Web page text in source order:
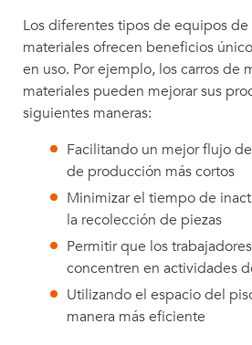
Los diferentes tipos de equipos
materiales ofrecen beneficios
en uso. Por ejemplo, los carros de
materiales pueden mejorar sus
siguientes maneras:
Facilitando un mejor flujo
de producción más cortos
Minimizar el tiempo de
la recolección de piezas
Permitir que los
concentren en actividades
Utilizando el espacio del
manera más eficiente